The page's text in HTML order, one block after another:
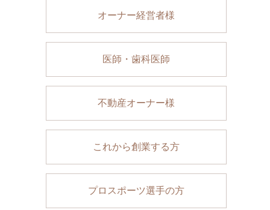
オーナー経営者様
医師・歯科医師
不動産オーナー様
これから創業する方
プロスポーツ選手の方